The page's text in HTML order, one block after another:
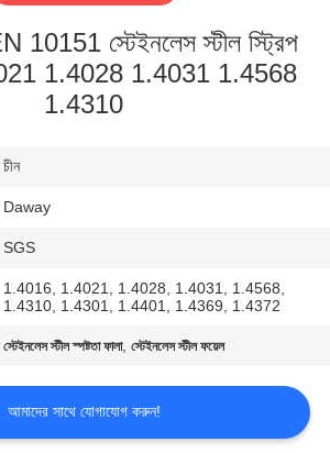
10151 স্টেইনলেস স্টীল স্ট্রিপ
1.4028 1.4031 1.4568
1.4310
চীন
Daway
SGS
1.4016, 1.4021, 1.4028, 1.4031, 1.4568,
1.4310, 1.4301, 1.4401, 1.4369, 1.4372
স্টেইনলেস স্টীল স্পষ্টতা ফালা,স্টেইনলেস স্টীল ফয়েল
আমাদের সাথে যোগাযোগ করুন!